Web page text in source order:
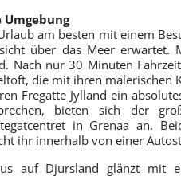
Umgebung
am besten mit einem
über das Meer
Nach nur 30 Minuten
die mit ihren malerischen
Fregatte Jylland ein
bieten sich der
in Grenaa an.
ihr innerhalb von einer
auf Djursland glänzt